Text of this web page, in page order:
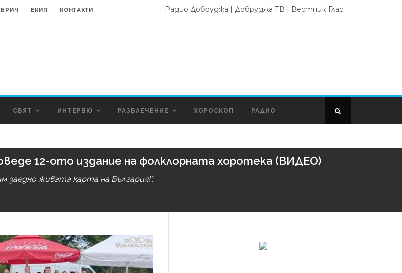
ЕКИП КОНТАКТИ Радио Добруджа | Добруджа ТВ | Вестник Глас
СВЯТ ИНТЕРВЮ РАЗВЛЕЧЕНИЕ ХОРОСКОП РАДИО
12-ото издание на фолклорната хоротека (ВИДЕО)
живата карта на България!“.